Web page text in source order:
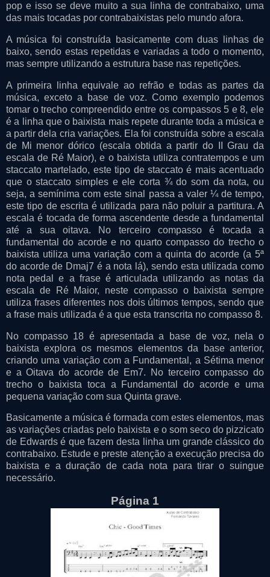
pop e isso se deve muito a sua linha de contrabaixo, uma
das mais tocadas por contrabaixistas pelo mundo afora.
A música foi construída basicamente com duas linhas de
baixo, sendo estas repetidas e variadas a todo o momento,
mas sempre utilizando a estrutura base nas repetições.
A primeira linha equivale ao refrão e todas as partes da
música, exceto a base de voz. Como exemplo podemos
tomar o trecho compreendido entre os compassos 5 e 8, ele
é a linha que o baixista mais repete durante toda a música e
a partir dela cria variações. Ela foi construída sobre a escala
de Mi menor dórico (escala obtida a partir do II Grau da
escala de Ré Maior), e o baixista utiliza contratempos e um
staccato martelado, este tipo de staccato é mais acentuado
que o staccato simples e ele corta ¾ do som da nota, ou
seja, a semínima com este sinal passa a valer ¼ de tempo,
este tipo de escrita é utilizada para não poluir a partitura. A
escala é tocada de forma ascendente desde a fundamental
até a sua oitava. No terceiro compasso é tocada a
fundamental do acorde e no quarto compasso do trecho o
baixista utiliza uma variação com a quinta do acorde (a 5ª
do acorde de Dmaj7 é a nota lá), sendo esta utilizada como
nota pedal e a frase é articulada utilizando as notas da
escala de Ré Maior, neste compasso o baixista sempre
utiliza frases diferentes nos dois últimos tempos, sendo que
a frase mais utilizada é a que esta transcrita no compasso 8.
No compasso 18 é apresentada a base de voz, nela o
baixista explora os mesmos elementos da base anterior,
criando uma variação com a Fundamental, a Sétima menor
e a Oitava do acorde de Em7. No terceiro compasso do
trecho o baixista toca a Fundamental do acorde e uma
pequena variação com sua Quinta grave.
Basicamente a música é formada com estes elementos, mas
as variações criadas pelo baixista e o som seco do pizzicato
de Edwards é que fazem desta linha um grande clássico do
contrabaixo. Estude e preste atenção a execução precisa do
baixista e a duração de cada nota para tirar o suingue
necessário.
Página 1